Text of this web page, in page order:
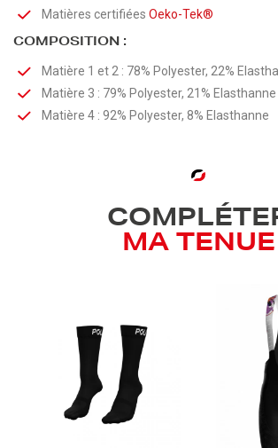
Matières certifiées Oeko-Tek®
COMPOSITION :
Matière 1 et 2 : 78% Polyester, 22%
Matière 3 : 79% Polyester, 21% Elasthanne
Matière 4 : 92% Polyester, 8% Elasthanne
MA TENUE